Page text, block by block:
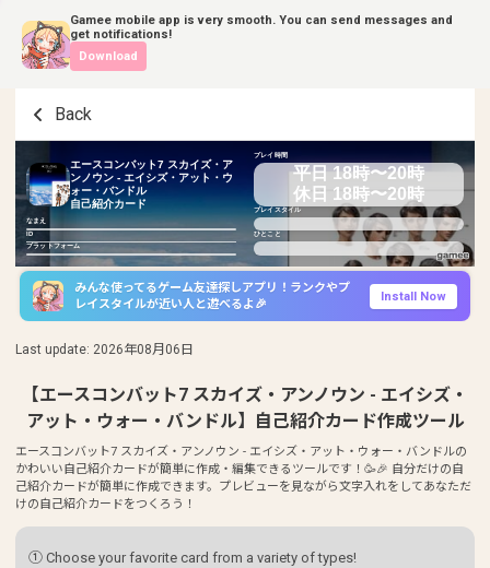
Gamee mobile app is very smooth. You can send messages and
get notifications!
Download
Back
エースコンバット7 スカイズ・ア
ンノウン - エイシズ・アット・ウ
ォー・バンドル
自己紹介カード
なまえ
ID
プラットフォーム
プレイ時間
平日 18時〜20時
休日 18時〜20時
プレイスタイル
ひとこと
みんな使ってるゲーム友達探しアプリ！ランクやプ
レイスタイルが近い人と遊べるよ🎉
Install Now
Last update: 2026年08月06日
【エースコンバット7 スカイズ・アンノウン - エイシズ・
アット・ウォー・バンドル】自己紹介カード作成ツール
エースコンバット7 スカイズ・アンノウン - エイシズ・アット・ウォー・バンドルの
かわいい自己紹介カードが簡単に作成・編集できるツールです！🥳🎉 自分だけの自
己紹介カードが簡単に作成できます。プレビューを見ながら文字入れをしてあなただ
けの自己紹介カードをつくろう！
① Choose your favorite card from a variety of types!